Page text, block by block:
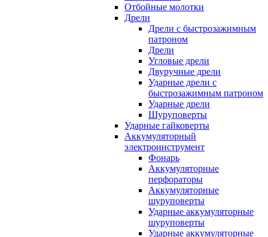
Отбойные молотки
Дрели
Дрели с быстрозажимным
патроном
Дрели
Угловые дрели
Двуручные дрели
Ударные дрели с
быстрозажимным патроном
Ударные дрели
Шуруповерты
Ударные гайковерты
Аккумуляторный
электроинструмент
Фонарь
Аккумуляторные
перфораторы
Аккумуляторные
шуруповерты
Ударные аккумуляторные
шуруповерты
Ударные аккумуляторные